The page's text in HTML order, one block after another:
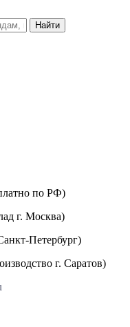
по РФ)
г. Москва)
Петербург)
г. Саратов)